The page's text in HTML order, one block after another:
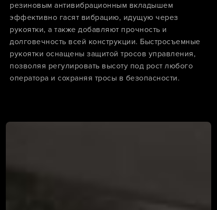
резиновым антивибрационным вкладышем
эффективно гасят вибрацию, идущую через
рукоятки, а также добавляют прочность и
долговечность всей конструкции. Быстросъемные
рукоятки оснащены защитой тросов управления,
позволяя регулировать высоту под рост любого
оператора и сохраняя тросы в безопасности.